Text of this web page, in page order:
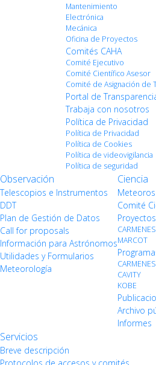
Mantenimiento
Electrónica
Mecánica
Oficina de Proyectos
Comités CAHA
Comité Ejecutivo
Comité Científico Asesor
Comité de Asignación de
Portal de
Trabaja con nosotros
Política de Privacidad
Política de Privacidad
Política de Cookies
Política de videovigilancia
Política de seguridad
Observación
Telescopios e Instrumentos
DDT
Plan de Gestión de Datos
Call for proposals
Información para Astrónomos
Utilidades y Formularios
Meteorología
Ciencia
Comité
MARCOT
CAVITY
KOBE
Archivo
Informes
Servicios
Breve descripción